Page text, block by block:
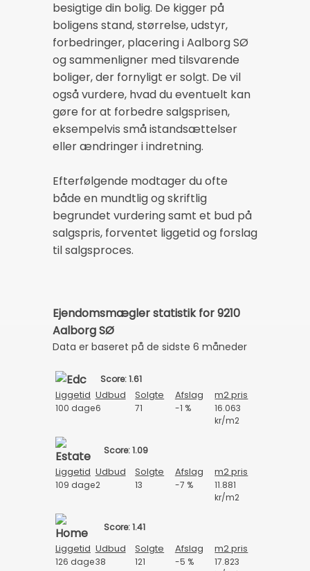
besigtige din bolig. De kigger på
boligens stand, størrelse, udstyr,
forbedringer, placering i Aalborg SØ
og sammenligner med tilsvarende
boliger, der fornyligt er solgt. De vil
også vurdere, hvad du eventuelt kan
gøre for at forbedre salgsprisen,
eksempelvis små istandsættelser
eller ændringer i indretning.
Efterfølgende modtager du ofte
både en mundtlig og skriftlig
begrundet vurdering samt et bud på
salgspris, forventet liggetid og forslag
til salgsproces.
Ejendomsmægler statistik for 9210
Aalborg SØ
Data er baseret på de sidste 6 måneder
Score: 1.61
Liggetid Udbud Solgte Afslag m2 pris
100 dage6 71 -1 %
16.063
kr/m2
Score: 1.09
Liggetid Udbud Solgte Afslag m2 pris
109 dage2 13 -7 %
11.881
kr/m2
Score: 1.41
Liggetid Udbud Solgte Afslag m2 pris
126 dage38 121 -5 %
17.823